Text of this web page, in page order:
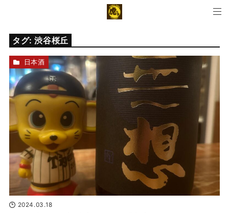
タグ:渋谷桜丘
2024.03.18
日本酒